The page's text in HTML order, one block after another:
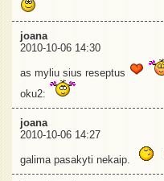
joana
2010-10-06 14:30
as myliu sius reseptus
oku2:
joana
2010-10-06 14:27
galima pasakyti nekaip.